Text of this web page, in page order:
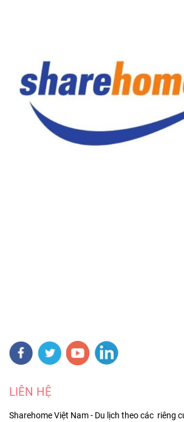
LIÊN HỆ
Sharehome Việt Nam - Du lịch theo các riêng